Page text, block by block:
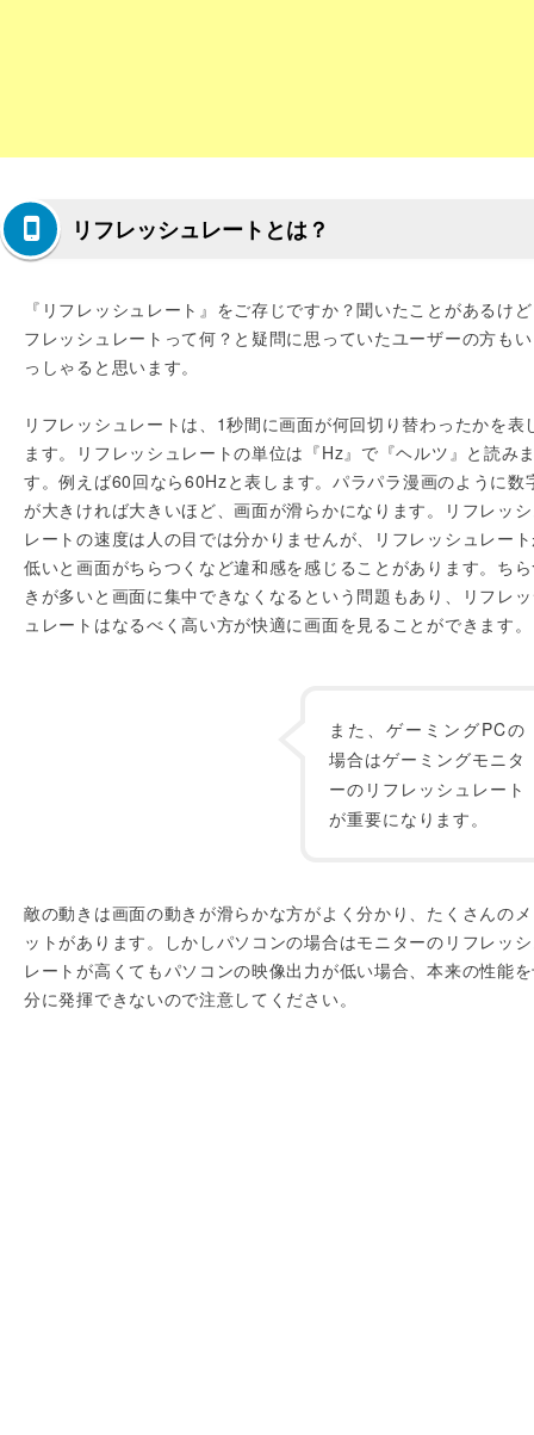
リフレッシュレートとは？
『リフレッシュレート』をご存じですか？聞いたことがあるけ
フレッシュレートって何？と疑問に思っていたユーザーの方も
っしゃると思います。
リフレッシュレートは、1秒間に画面が何回切り替わったかを表
ます。リフレッシュレートの単位は『Hz』で『ヘルツ』と読み
す。例えば60回なら60Hzと表します。パラパラ漫画のように数
が大きければ大きいほど、画面が滑らかになります。リフレッ
レートの速度は人の目では分かりませんが、リフレッシュレー
低いと画面がちらつくなど違和感を感じることがあります。ち
きが多いと画面に集中できなくなるという問題もあり、リフレ
ュレートはなるべく高い方が快適に画面を見ることができます。
また、ゲーミングPCの
場合はゲーミングモニタ
ーのリフレッシュレート
が重要になります。
敵の動きは画面の動きが滑らかな方がよく分かり、たくさんの
ットがあります。しかしパソコンの場合はモニターのリフレッ
レートが高くてもパソコンの映像出力が低い場合、本来の性能
分に発揮できないので注意してください。